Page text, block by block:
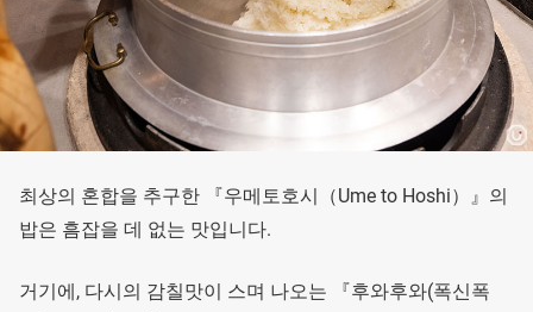
최상의 혼합을 추구한 『우메토호시（Ume to Hoshi）』의
밥은 흠잡을 데 없는 맛입니다.
거기에, 다시의 감칠맛이 스며 나오는 『후와후와(폭신폭